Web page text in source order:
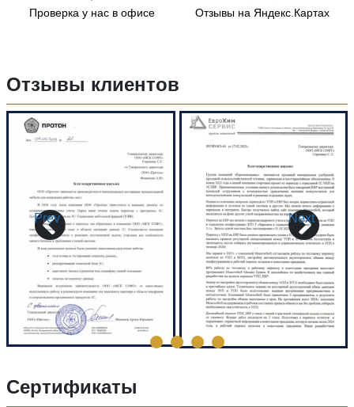
Проверка у нас в офисе Отзывы на Яндекс.Картах
Отзывы клиентов
Prev Next
Сертификаты